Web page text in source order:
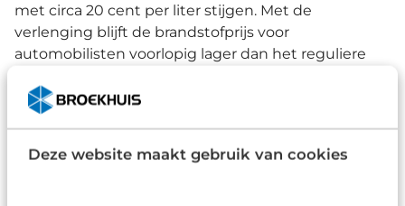
Deze website maakt gebruik van cookies
met circa 20 cent per liter stijgen. Met de
verlenging blijft de brandstofprijs voor
automobilisten voorlopig lager dan het reguliere
beperken van de lasten voor weggebruikers.